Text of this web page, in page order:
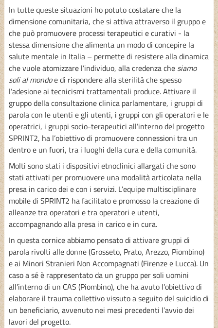
In tutte queste situazioni ho potuto costatare che la
dimensione comunitaria, che si attiva attraverso il gruppo e
che può promuovere processi terapeutici e curativi - la
stessa dimensione che alimenta un modo di concepire la
salute mentale in Italia – permette di resistere alla dinamica
che vuole atomizzare l’individuo, alla credenza che siamo
soli al mondoe di rispondere alla sterilità che spesso
l’adesione ai tecnicismi trattamentali produce. Attivare il
gruppo della consultazione clinica parlamentare, i gruppi di
parola con le utenti e gli utenti, i gruppi con gli operatori e le
operatrici, i gruppi socio-terapeutici all’interno del progetto
SPRINT2, ha l’obiettivo di promuovere connessioni tra un
dentro e un fuori, tra i luoghi della cura e della comunità.
Molti sono stati i dispositivi etnoclinici allargati che sono
stati attivati per promuovere una modalità articolata nella
presa in carico dei e con i servizi. L’equipe multisciplinare
mobile di SPRINT2 ha facilitato e promosso la creazione di
alleanze tra operatori e tra operatori e utenti,
accompagnando alla presa in carico e in cura.
In questa cornice abbiamo pensato di attivare gruppi di
parola rivolti alle donne (Grosseto, Prato, Arezzo, Piombino)
e ai Minori Stranieri Non Accompagnati (Firenze e Lucca). Un
caso a sé è rappresentato da un gruppo per soli uomini
all’interno di un CAS (Piombino), che ha avuto l’obiettivo di
elaborare il trauma collettivo vissuto a seguito del suicidio di
un beneficiario, avvenuto nei mesi precedenti l’avvio dei
lavori del progetto.